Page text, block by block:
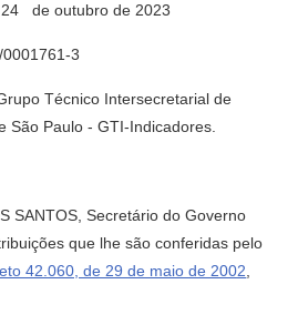
de outubro de 2023
3
Técnico Intersecretarial de
São Paulo - GTI-Indicadores.
SANTOS, Secretário do Governo
que lhe são conferidas pelo
42.060, de 29 de maio de 2002